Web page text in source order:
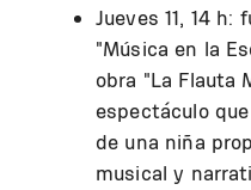
Jueves 11, 14 h:
"Música en la
obra "La Flauta
espectáculo
de una niña
musical y